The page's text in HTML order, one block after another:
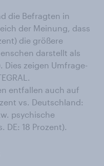
die Befragten in
der Meinung, dass
die größere
darstellt als
Dies zeigen Umfrage-
entfallen auch auf
vs. Deutschland:
psychische
DE: 18 Prozent).